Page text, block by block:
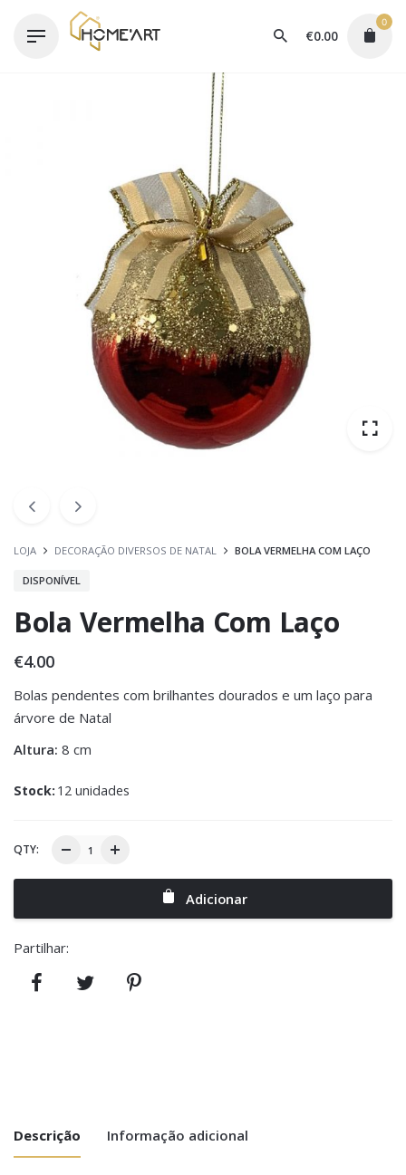
€0.00
0
LOJA DECORAÇÃO DIVERSOS DE NATAL BOLA VERMELHA COM LAÇO
DISPONÍVEL
Bola Vermelha Com Laço
€4.00
Bolas pendentes com brilhantes dourados e um laço para
árvore de Natal
Altura: 8 cm
Stock: 12 unidades
QTY:
Adicionar
Partilhar:
Descrição Informação adicional